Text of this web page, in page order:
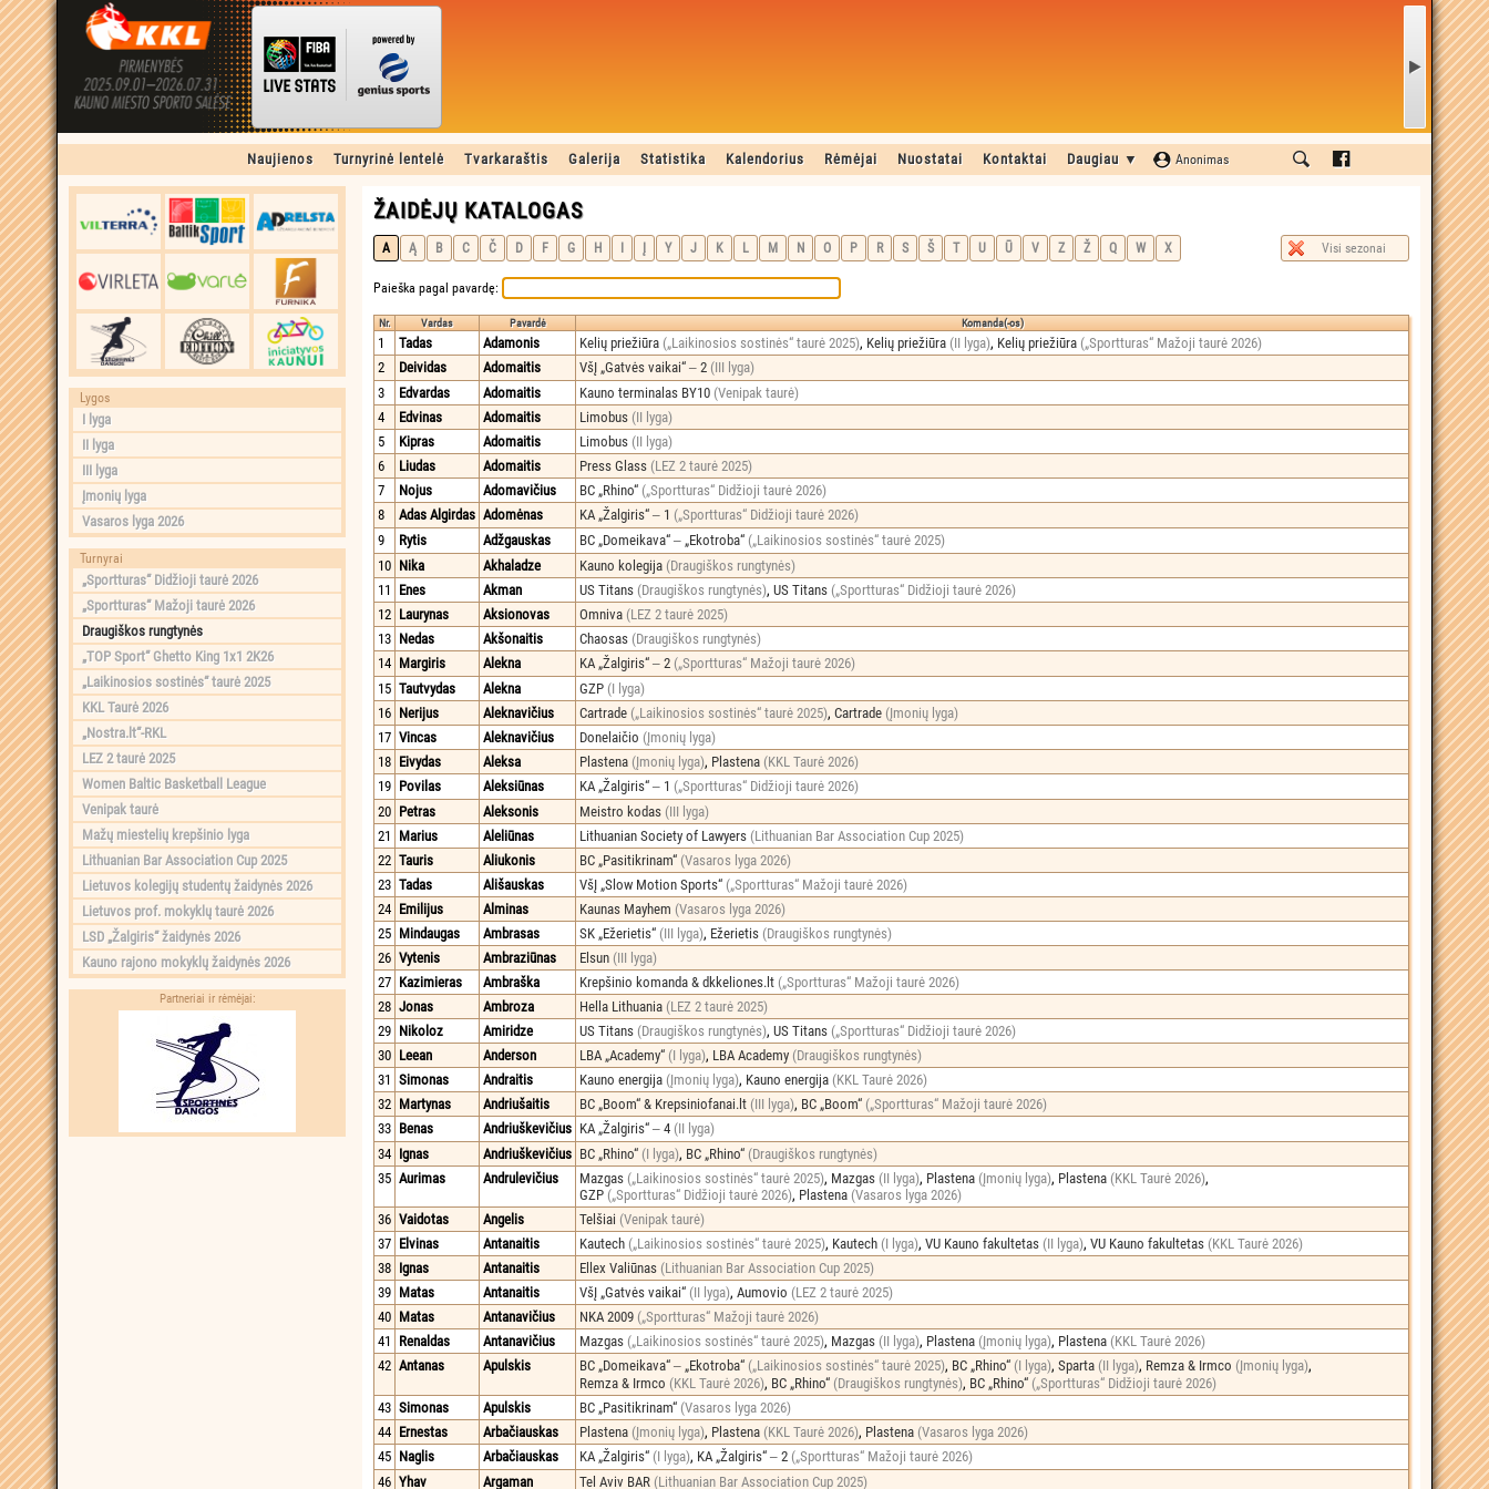
Naujienos Turnyrinė lentelė Tvarkaraštis Galerija Statistika Kalendorius Rėmėjai Nuostatai Kontaktai Daugiau ▼ Anonimas
Lygos
I lyga
II lyga
III lyga
Įmonių lyga
Vasaros lyga 2026
Turnyrai
„Sportturas“ Didžioji taurė 2026
„Sportturas“ Mažoji taurė 2026
Draugiškos rungtynės
„TOP Sport“ Ghetto King 1x1 2K26
„Laikinosios sostinės“ taurė 2025
KKL Taurė 2026
„Nostra.lt“-RKL
LEZ 2 taurė 2025
Women Baltic Basketball League
Venipak taurė
Mažų miestelių krepšinio lyga
Lithuanian Bar Association Cup 2025
Lietuvos kolegijų studentų žaidynės 2026
Lietuvos prof. mokyklų taurė 2026
LSD „Žalgiris“ žaidynės 2026
Kauno rajono mokyklų žaidynės 2026
Partneriai ir rėmėjai:
ŽAIDĖJŲ KATALOGAS
A Ą B C Č D F G H Į Y J K L M N O P R S Š T U Ū V Z Ž Q W X Visi sezonai
Paieška pagal pavardę:
Nr. Vardas Pavardė Komanda(-os)
1 Tadas Adamonis Kelių priežiūra („Laikinosios sostinės“ taurė 2025), Kelių priežiūra (II lyga), Kelių priežiūra („Sportturas“ Mažoji taurė 2026)
2
Deividas Adomaitis VšĮ „Gatvės vaikai“ ‒ 2 (III lyga)
3
Edvardas Adomaitis Kauno terminalas BY10 (Venipak taurė)
4
Edvinas Adomaitis Limobus (II lyga)
5
Kipras Adomaitis Limobus (II lyga)
6
Liudas Adomaitis Press Glass (LEZ 2 taurė 2025)
7
Nojus Adomavičius BC „Rhino“ („Sportturas“ Didžioji taurė 2026)
8
Adas Algirdas Adomėnas KA „Žalgiris“ ‒ 1 („Sportturas“ Didžioji taurė 2026)
9
Rytis Adžgauskas BC „Domeikava“ ‒ „Ekotroba“ („Laikinosios sostinės“ taurė 2025)
10 Nika Akhaladze Kauno kolegija (Draugiškos rungtynės)
11 Enes Akman US Titans (Draugiškos rungtynės), US Titans („Sportturas“ Didžioji taurė 2026)
12 Laurynas Aksionovas Omniva (LEZ 2 taurė 2025)
13 Nedas Akšonaitis Chaosas (Draugiškos rungtynės)
14 Margiris Alekna KA „Žalgiris“ ‒ 2 („Sportturas“ Mažoji taurė 2026)
15 Tautvydas Alekna GZP (I lyga)
16 Nerijus Aleknavičius Cartrade („Laikinosios sostinės“ taurė 2025), Cartrade (Įmonių lyga)
17 Vincas Aleknavičius Donelaičio (Įmonių lyga)
18 Eivydas Aleksa Plastena (Įmonių lyga), Plastena (KKL Taurė 2026)
19 Povilas Aleksiūnas KA „Žalgiris“ ‒ 1 („Sportturas“ Didžioji taurė 2026)
20 Petras Aleksonis Meistro kodas (III lyga)
21 Marius Aleliūnas Lithuanian Society of Lawyers (Lithuanian Bar Association Cup 2025)
22 Tauris Aliukonis BC „Pasitikrinam“ (Vasaros lyga 2026)
23 Tadas Ališauskas VšĮ „Slow Motion Sports“ („Sportturas“ Mažoji taurė 2026)
24 Emilijus Alminas Kaunas Mayhem (Vasaros lyga 2026)
25 Mindaugas Ambrasas SK „Ežerietis“ (III lyga), Ežerietis (Draugiškos rungtynės)
26 Vytenis Ambraziūnas Elsun (III lyga)
27 Kazimieras Ambraška Krepšinio komanda & dkkeliones.lt („Sportturas“ Mažoji taurė 2026)
28 Jonas Ambroza Hella Lithuania (LEZ 2 taurė 2025)
29 Nikoloz Amiridze US Titans (Draugiškos rungtynės), US Titans („Sportturas“ Didžioji taurė 2026)
30 Leean Anderson LBA „Academy“ (I lyga), LBA Academy (Draugiškos rungtynės)
31 Simonas Andraitis Kauno energija (Įmonių lyga), Kauno energija (KKL Taurė 2026)
32 Martynas Andriušaitis BC „Boom“ & Krepsiniofanai.lt (III lyga), BC „Boom“ („Sportturas“ Mažoji taurė 2026)
33 Benas Andriuškevičius KA „Žalgiris“ ‒ 4 (II lyga)
34 Ignas Andriuškevičius BC „Rhino“ (I lyga), BC „Rhino“ (Draugiškos rungtynės)
35 Aurimas Andrulevičius Mazgas („Laikinosios sostinės“ taurė 2025), Mazgas (II lyga), Plastena (Įmonių lyga), Plastena (KKL Taurė 2026),
GZP („Sportturas“ Didžioji taurė 2026), Plastena (Vasaros lyga 2026)
36 Vaidotas Angelis Telšiai (Venipak taurė)
37 Elvinas Antanaitis Kautech („Laikinosios sostinės“ taurė 2025), Kautech (I lyga), VU Kauno fakultetas (II lyga), VU Kauno fakultetas (KKL Taurė 2026)
38 Ignas Antanaitis Ellex Valiūnas (Lithuanian Bar Association Cup 2025)
39 Matas Antanaitis VšĮ „Gatvės vaikai“ (II lyga), Aumovio (LEZ 2 taurė 2025)
40 Matas Antanavičius NKA 2009 („Sportturas“ Mažoji taurė 2026)
41 Renaldas Antanavičius Mazgas („Laikinosios sostinės“ taurė 2025), Mazgas (II lyga), Plastena (Įmonių lyga), Plastena (KKL Taurė 2026)
42 Antanas Apulskis BC „Domeikava“ ‒ „Ekotroba“ („Laikinosios sostinės“ taurė 2025), BC „Rhino“ (I lyga), Sparta (II lyga), Remza & Irmco (Įmonių lyga),
Remza & Irmco (KKL Taurė 2026), BC „Rhino“ (Draugiškos rungtynės), BC „Rhino“ („Sportturas“ Didžioji taurė 2026)
43 Simonas Apulskis BC „Pasitikrinam“ (Vasaros lyga 2026)
44 Ernestas Arbačiauskas Plastena (Įmonių lyga), Plastena (KKL Taurė 2026), Plastena (Vasaros lyga 2026)
45 Naglis Arbačiauskas KA „Žalgiris“ (I lyga), KA „Žalgiris“ ‒ 2 („Sportturas“ Mažoji taurė 2026)
46 Yhav Argaman Tel Aviv BAR (Lithuanian Bar Association Cup 2025)